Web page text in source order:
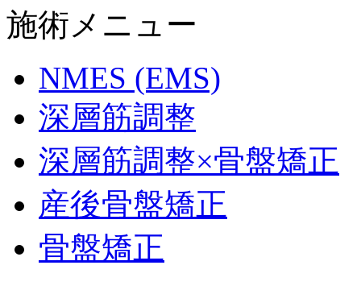
施術メニュー
NMES (EMS)
深層筋調整
深層筋調整×骨盤矯正
産後骨盤矯正
骨盤矯正